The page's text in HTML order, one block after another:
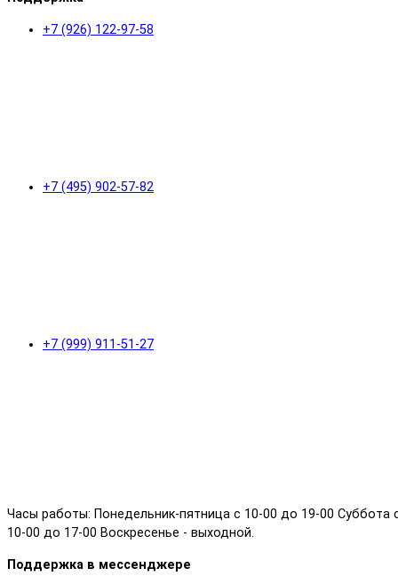
+7 (926) 122-97-58
+7 (495) 902-57-82
+7 (999) 911-51-27
Часы работы: Понедельник-пятница с 10-00 до 19-00 Суббота
10-00 до 17-00 Воскресенье - выходной.
Поддержка в мессенджере